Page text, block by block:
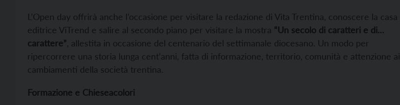
L’Open day offrirà anche l’occasione per visitare la redazione di Vita Trentina, conoscere la casa
editrice ViTrend e salire al secondo piano per visitare la mostra “Un secolo di caratteri e di…
carattere”, allestita in occasione del centenario del settimanale diocesano. Un modo per
ripercorrere una storia lunga cent’anni, fatta di informazione, territorio, comunità e attenzione ai
cambiamenti della società trentina.
Formazione e Chieseacolori